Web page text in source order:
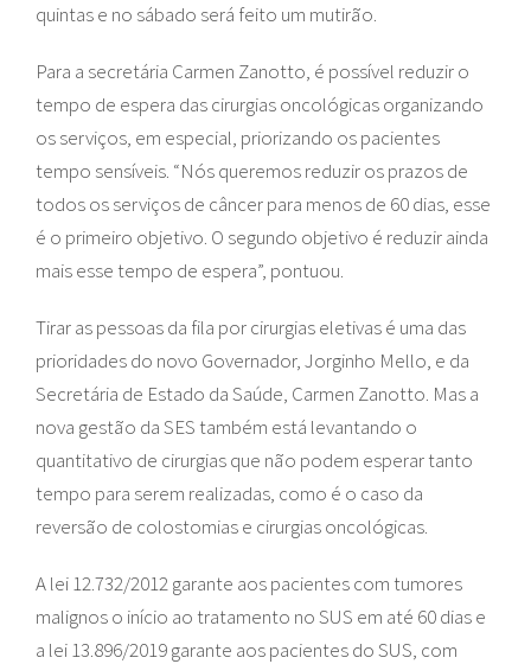
quintas e no sábado será feito um mutirão.
Para a secretária Carmen Zanotto, é possível reduzir o
tempo de espera das cirurgias oncológicas organizando
os serviços, em especial, priorizando os pacientes
tempo sensíveis. “Nós queremos reduzir os prazos de
todos os serviços de câncer para menos de 60 dias, esse
é o primeiro objetivo. O segundo objetivo é reduzir ainda
mais esse tempo de espera”, pontuou.
Tirar as pessoas da fila por cirurgias eletivas é uma das
prioridades do novo Governador, Jorginho Mello, e da
Secretária de Estado da Saúde, Carmen Zanotto. Mas a
nova gestão da SES também está levantando o
quantitativo de cirurgias que não podem esperar tanto
tempo para serem realizadas, como é o caso da
reversão de colostomias e cirurgias oncológicas.
A lei 12.732/2012 garante aos pacientes com tumores
malignos o início ao tratamento no SUS em até 60 dias e
a lei 13.896/2019 garante aos pacientes do SUS, com